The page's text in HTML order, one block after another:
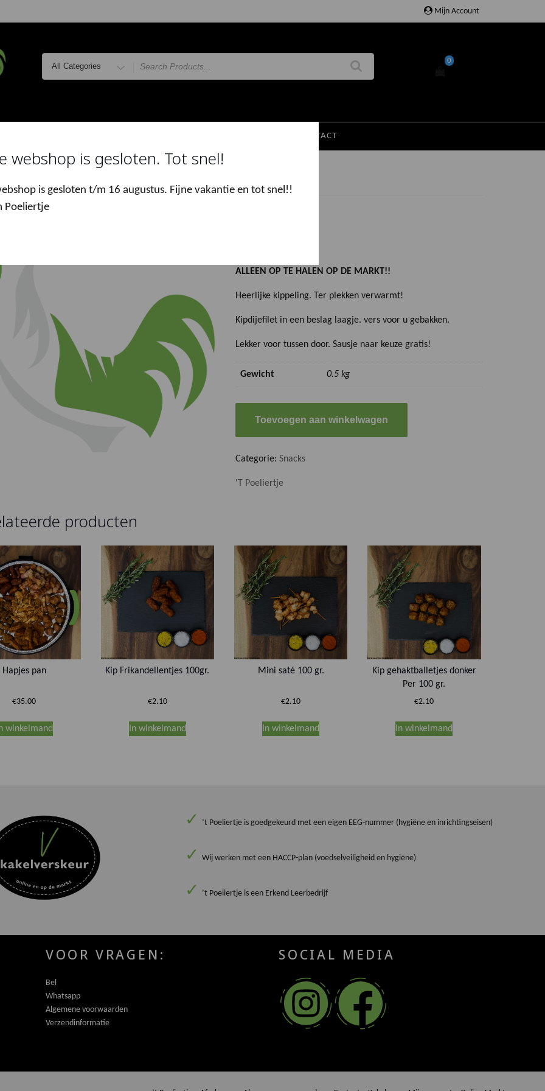
webshop is gesloten. Tot snel!
is gesloten t/m 16 augustus. Fijne vakantie en tot snel!!
Poeliertje
Mijn Account
0
CONTACT
ALLEEN OP TE HALEN OP DE MARKT!!
Heerlijke kippeling. Ter plekken verwarmt!
Kipdijefilet in een beslag laagje. vers voor u gebakken.
Lekker voor tussen door. Sausje naar keuze gratis!
Gewicht 0.5 kg
aantalToevoegen aan winkelwagen
Categorie:Snacks
'T Poeliertje
producten
Hapjes pan
€35.00
winkelmand
Kip Frikandellentjes 100gr.
€2.10
In winkelmand
Mini saté 100 gr.
€2.10
In winkelmand
Kip gehaktballetjes donker
Per 100 gr.
€2.10
In winkelmand
’t Poeliertje is goedgekeurd met een eigen EEG-nummer (hygiëne en inrichtingseisen)
Wij werken met een HACCP-plan (voedselveiligheid en hygiëne)
’t Poeliertje is een Erkend Leerbedrijf
VOOR VRAGEN:
Bel
Whatsapp
Algemene voorwaarden
Verzendinformatie
SOCIAL MEDIA